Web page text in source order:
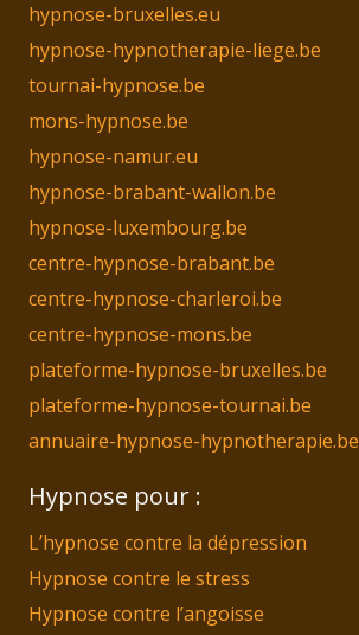
hypnose-bruxelles.eu
hypnose-hypnotherapie-liege.be
tournai-hypnose.be
mons-hypnose.be
hypnose-namur.eu
hypnose-brabant-wallon.be
hypnose-luxembourg.be
centre-hypnose-brabant.be
centre-hypnose-charleroi.be
centre-hypnose-mons.be
plateforme-hypnose-bruxelles.be
plateforme-hypnose-tournai.be
annuaire-hypnose-hypnotherapie.be
Hypnose pour :
L’hypnose contre la dépression
Hypnose contre le stress
Hypnose contre l’angoisse